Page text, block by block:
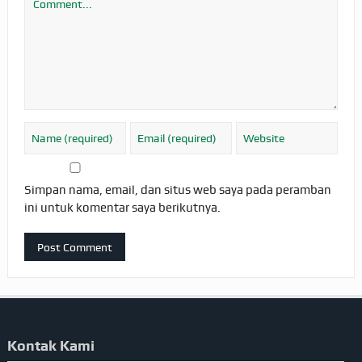
Simpan nama, email, dan situs web saya pada peramban
ini untuk komentar saya berikutnya.
Kontak Kami